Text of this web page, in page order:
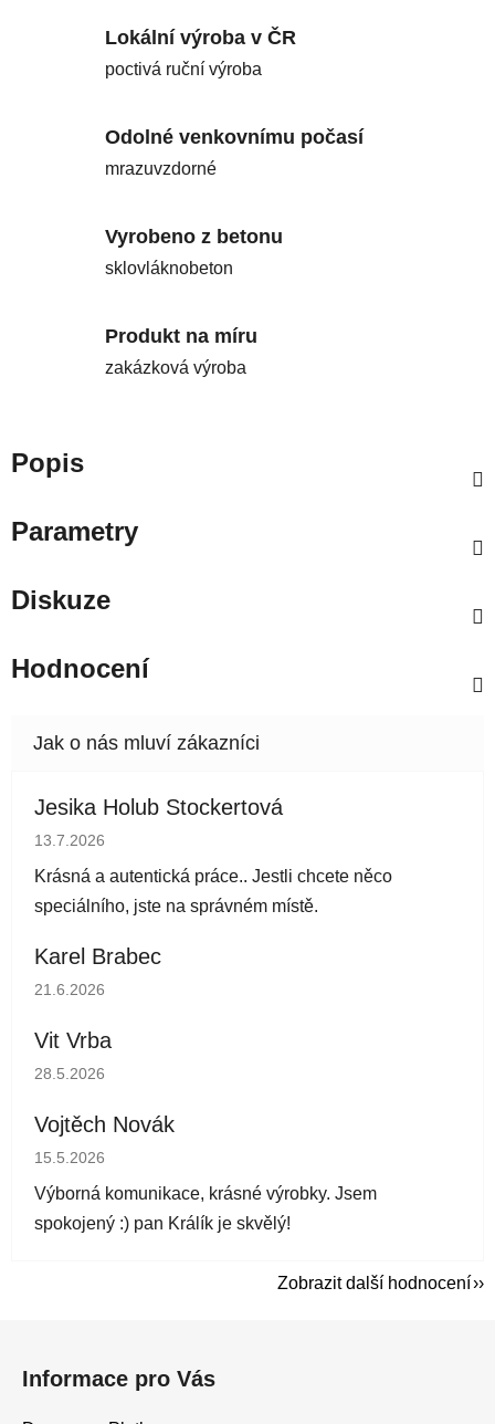
Lokální výroba v ČR
poctivá ruční výroba
Odolné venkovnímu počasí
mrazuvzdorné
Vyrobeno z betonu
sklovláknobeton
Produkt na míru
zakázková výroba
Popis
Parametry
Diskuze
Hodnocení
Jesika Holub Stockertová
Hodnocení obchodu je 5 z 5 hvězdiček.
13.7.2026
Krásná a autentická práce.. Jestli chcete něco
speciálního, jste na správném místě.
Karel Brabec
Hodnocení obchodu je 5 z 5 hvězdiček.
21.6.2026
Vit Vrba
Hodnocení obchodu je 5 z 5 hvězdiček.
28.5.2026
Vojtěch Novák
Hodnocení obchodu je 5 z 5 hvězdiček.
15.5.2026
Výborná komunikace, krásné výrobky. Jsem
spokojený :) pan Králík je skvělý!
Zobrazit další hodnocení
Informace pro Vás